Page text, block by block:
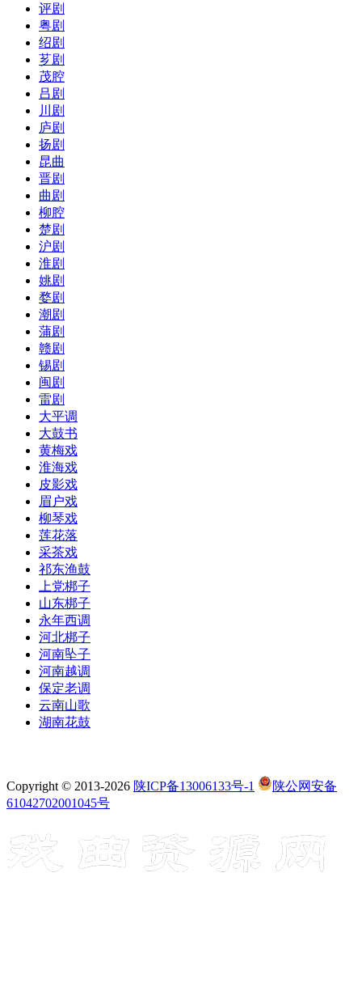
评剧
粤剧
绍剧
芗剧
茂腔
吕剧
川剧
庐剧
扬剧
昆曲
晋剧
曲剧
柳腔
楚剧
沪剧
淮剧
姚剧
婺剧
潮剧
蒲剧
赣剧
锡剧
闽剧
雷剧
大平调
大鼓书
黄梅戏
淮海戏
皮影戏
眉户戏
柳琴戏
莲花落
采茶戏
祁东渔鼓
上党梆子
山东梆子
永年西调
河北梆子
河南坠子
河南越调
保定老调
云南山歌
湖南花鼓
Copyright © 2013-2026 陕ICP备13006133号-1
陕公网安备
61042702001045号